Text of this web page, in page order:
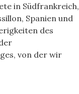
in Südfrankreich,
Spanien und
des
von der wir